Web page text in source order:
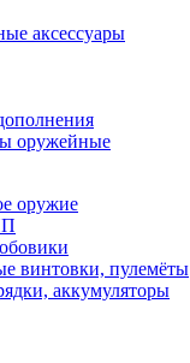
аксессуары
оружейные
оружие
винтовки, пулемёты
аккумуляторы